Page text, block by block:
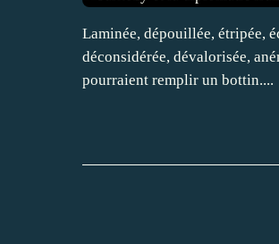
Laminée, dépouillée, étripée,
déconsidérée, dévalorisée,
pourraient remplir un bottin....